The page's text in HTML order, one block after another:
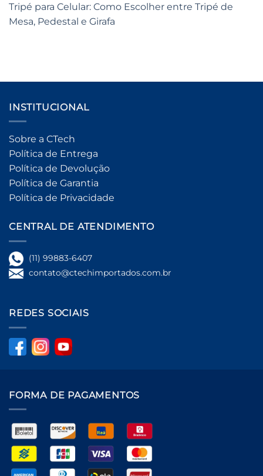
Tripé para Celular: Como Escolher entre Tripé de
Mesa, Pedestal e Girafa
INSTITUCIONAL
Sobre a CTech
Política de Entrega
Política de Devolução
Política de Garantia
Política de Privacidade
CENTRAL DE ATENDIMENTO
(11) 99883-6407
contato@ctechimportados.com.br
REDES SOCIAIS
FORMA DE PAGAMENTOS